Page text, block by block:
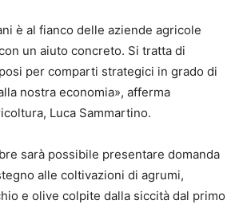
è al fianco delle aziende agricole
un aiuto concreto. Si tratta di
per comparti strategici in grado di
nostra economia», afferma
Luca Sammartino.
sarà possibile presentare domanda
alle coltivazioni di agrumi,
e olive colpite dalla siccità dal primo